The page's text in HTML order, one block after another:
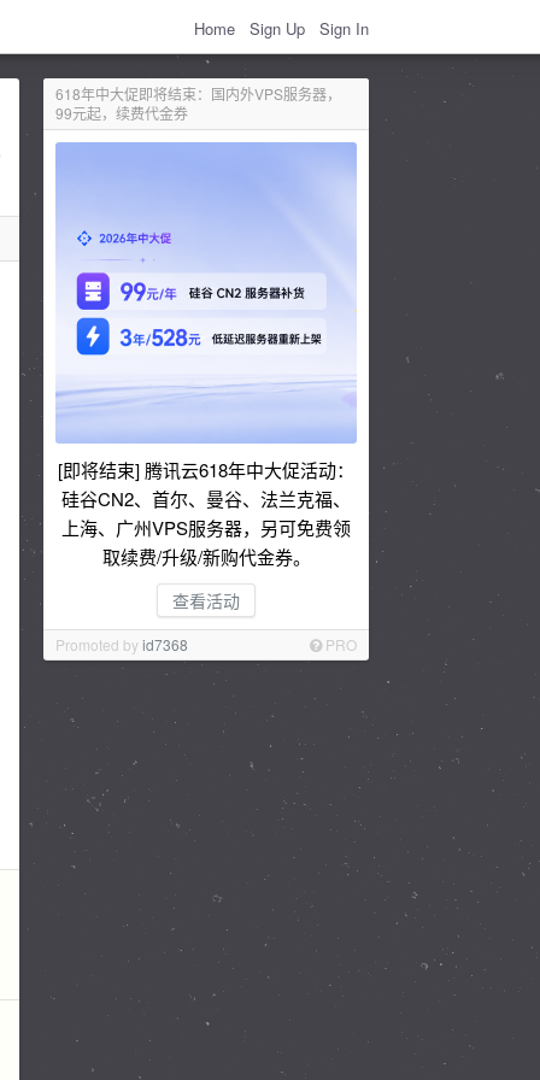
Home Sign Up Sign In
618年中大促即将结束：国内外VPS服务器，
99元起，续费代金券
[即将结束] 腾讯云618年中大促活动：
硅谷CN2、首尔、曼谷、法兰克福、
上海、广州VPS服务器，另可免费领
取续费/升级/新购代金券。
查看活动
Promoted byid7368 PRO